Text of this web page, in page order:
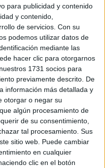
para publicidad y contenido
y contenido,
de servicios. Con su
podemos utilizar datos de
mediante las
hacer clic para otorgarnos
1731 socios para
previamente descrito. De
información más detallada y
otorgar o negar su
algún procesamiento de
de su consentimiento,
tal procesamiento. Sus
sitio web. Puede cambiar
en cualquier
clic en el botón
cuáles son los títulos
“eso no te lo puedo